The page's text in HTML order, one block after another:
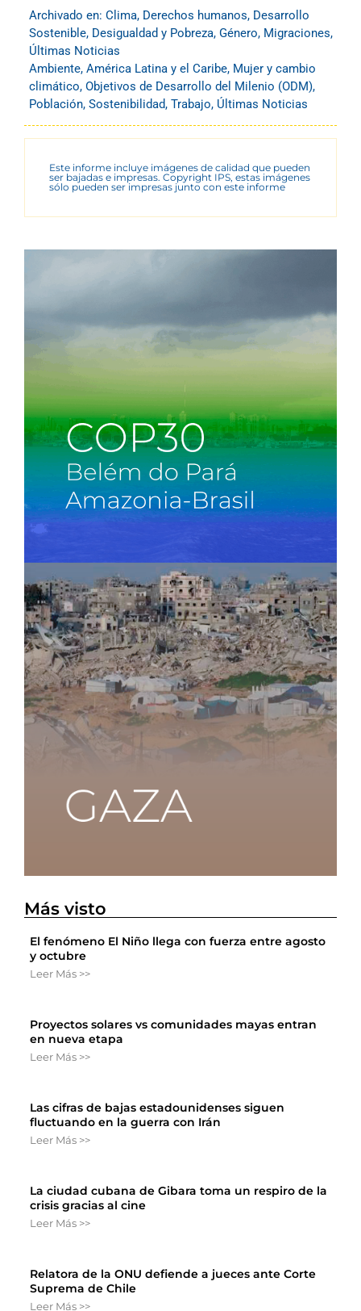
Archivado en: Clima, Derechos humanos, Desarrollo
Sostenible, Desigualdad y Pobreza, Género, Migraciones,
Últimas Noticias
Ambiente, América Latina y el Caribe, Mujer y cambio
climático, Objetivos de Desarrollo del Milenio (ODM),
Población, Sostenibilidad, Trabajo, Últimas Noticias
Este informe incluye imágenes de calidad que pueden
ser bajadas e impresas. Copyright IPS, estas imágenes
sólo pueden ser impresas junto con este informe
Más visto
El fenómeno El Niño llega con fuerza entre agosto
y octubre
Leer Más >>
Proyectos solares vs comunidades mayas entran
en nueva etapa
Leer Más >>
Las cifras de bajas estadounidenses siguen
fluctuando en la guerra con Irán
Leer Más >>
La ciudad cubana de Gibara toma un respiro de la
crisis gracias al cine
Leer Más >>
Relatora de la ONU defiende a jueces ante Corte
Suprema de Chile
Leer Más >>